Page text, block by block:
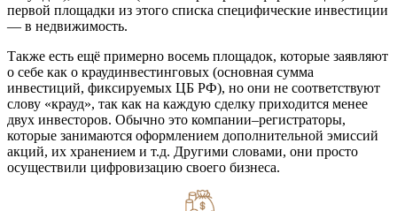
первой площадки из этого списка специфические инвестиции
— в недвижимость.
Также есть ещё примерно восемь площадок, которые заявляют
о себе как о краудинвестинговых (основная сумма
инвестиций, фиксируемых ЦБ РФ), но они не соответствуют
слову «крауд», так как на каждую сделку приходится менее
двух инвесторов. Обычно это компании–регистраторы,
которые занимаются оформлением дополнительной эмиссий
акций, их хранением и т.д. Другими словами, они просто
осуществили цифровизацию своего бизнеса.